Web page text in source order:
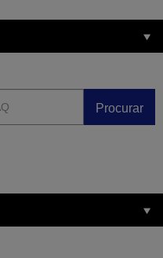
Procurar